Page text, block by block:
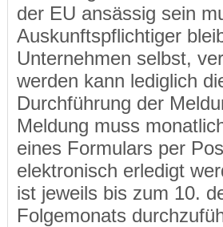
der EU ansässig sein
Auskunftspflichtiger
Unternehmen selbst,
werden kann lediglich
Durchführung der
Meldung muss
eines Formulars per
elektronisch erledigt
ist jeweils bis zum 10.
Folgemonats